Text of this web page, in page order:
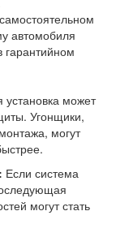
автомобиля
гарантийном
может
Угонщики,
могут
Если система
могут стать